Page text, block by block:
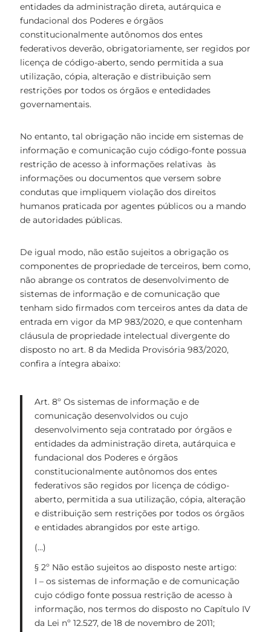
entidades da administração direta, autárquica e
fundacional dos Poderes e órgãos
constitucionalmente autônomos dos entes
federativos deverão, obrigatoriamente, ser regidos por
licença de código-aberto, sendo permitida a sua
utilização, cópia, alteração e distribuição sem
restrições por todos os órgãos e entedidades
governamentais.
No entanto, tal obrigação não incide em sistemas de
informação e comunicação cujo código-fonte possua
restrição de acesso à informações relativas às
informações ou documentos que versem sobre
condutas que impliquem violação dos direitos
humanos praticada por agentes públicos ou a mando
de autoridades públicas.
De igual modo, não estão sujeitos a obrigação os
componentes de propriedade de terceiros, bem como,
não abrange os contratos de desenvolvimento de
sistemas de informação e de comunicação que
tenham sido firmados com terceiros antes da data de
entrada em vigor da MP 983/2020, e que contenham
cláusula de propriedade intelectual divergente do
disposto no art. 8 da Medida Provisória 983/2020,
confira a íntegra abaixo:
Art. 8º Os sistemas de informação e de
comunicação desenvolvidos ou cujo
desenvolvimento seja contratado por órgãos e
entidades da administração direta, autárquica e
fundacional dos Poderes e órgãos
constitucionalmente autônomos dos entes
federativos são regidos por licença de código-
aberto, permitida a sua utilização, cópia, alteração
e distribuição sem restrições por todos os órgãos
e entidades abrangidos por este artigo.
(…)
§ 2º Não estão sujeitos ao disposto neste artigo:
I – os sistemas de informação e de comunicação
cujo código fonte possua restrição de acesso à
informação, nos termos do disposto no Capítulo IV
da Lei nº 12.527, de 18 de novembro de 2011;